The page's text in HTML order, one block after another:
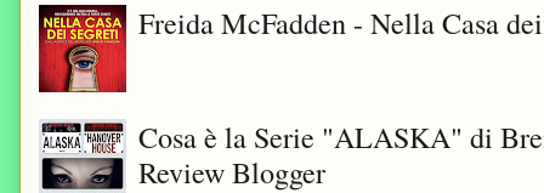
Freida McFadden - Nella Casa
Cosa è la Serie "ALASKA" di
Review Blogger